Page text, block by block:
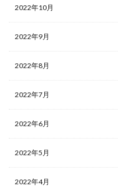
2022年10月
2022年9月
2022年8月
2022年7月
2022年6月
2022年5月
2022年4月